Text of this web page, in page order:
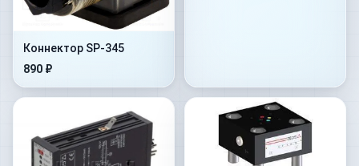
Коннектор SP-345
890 ₽